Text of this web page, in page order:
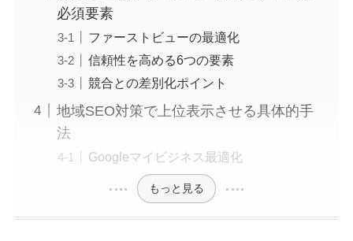
必須要素
ファーストビューの最適化
信頼性を高める6つの要素
競合との差別化ポイント
地域SEO対策で上位表示させる具体的手
法
Googleマイビジネス最適化
もっと見る